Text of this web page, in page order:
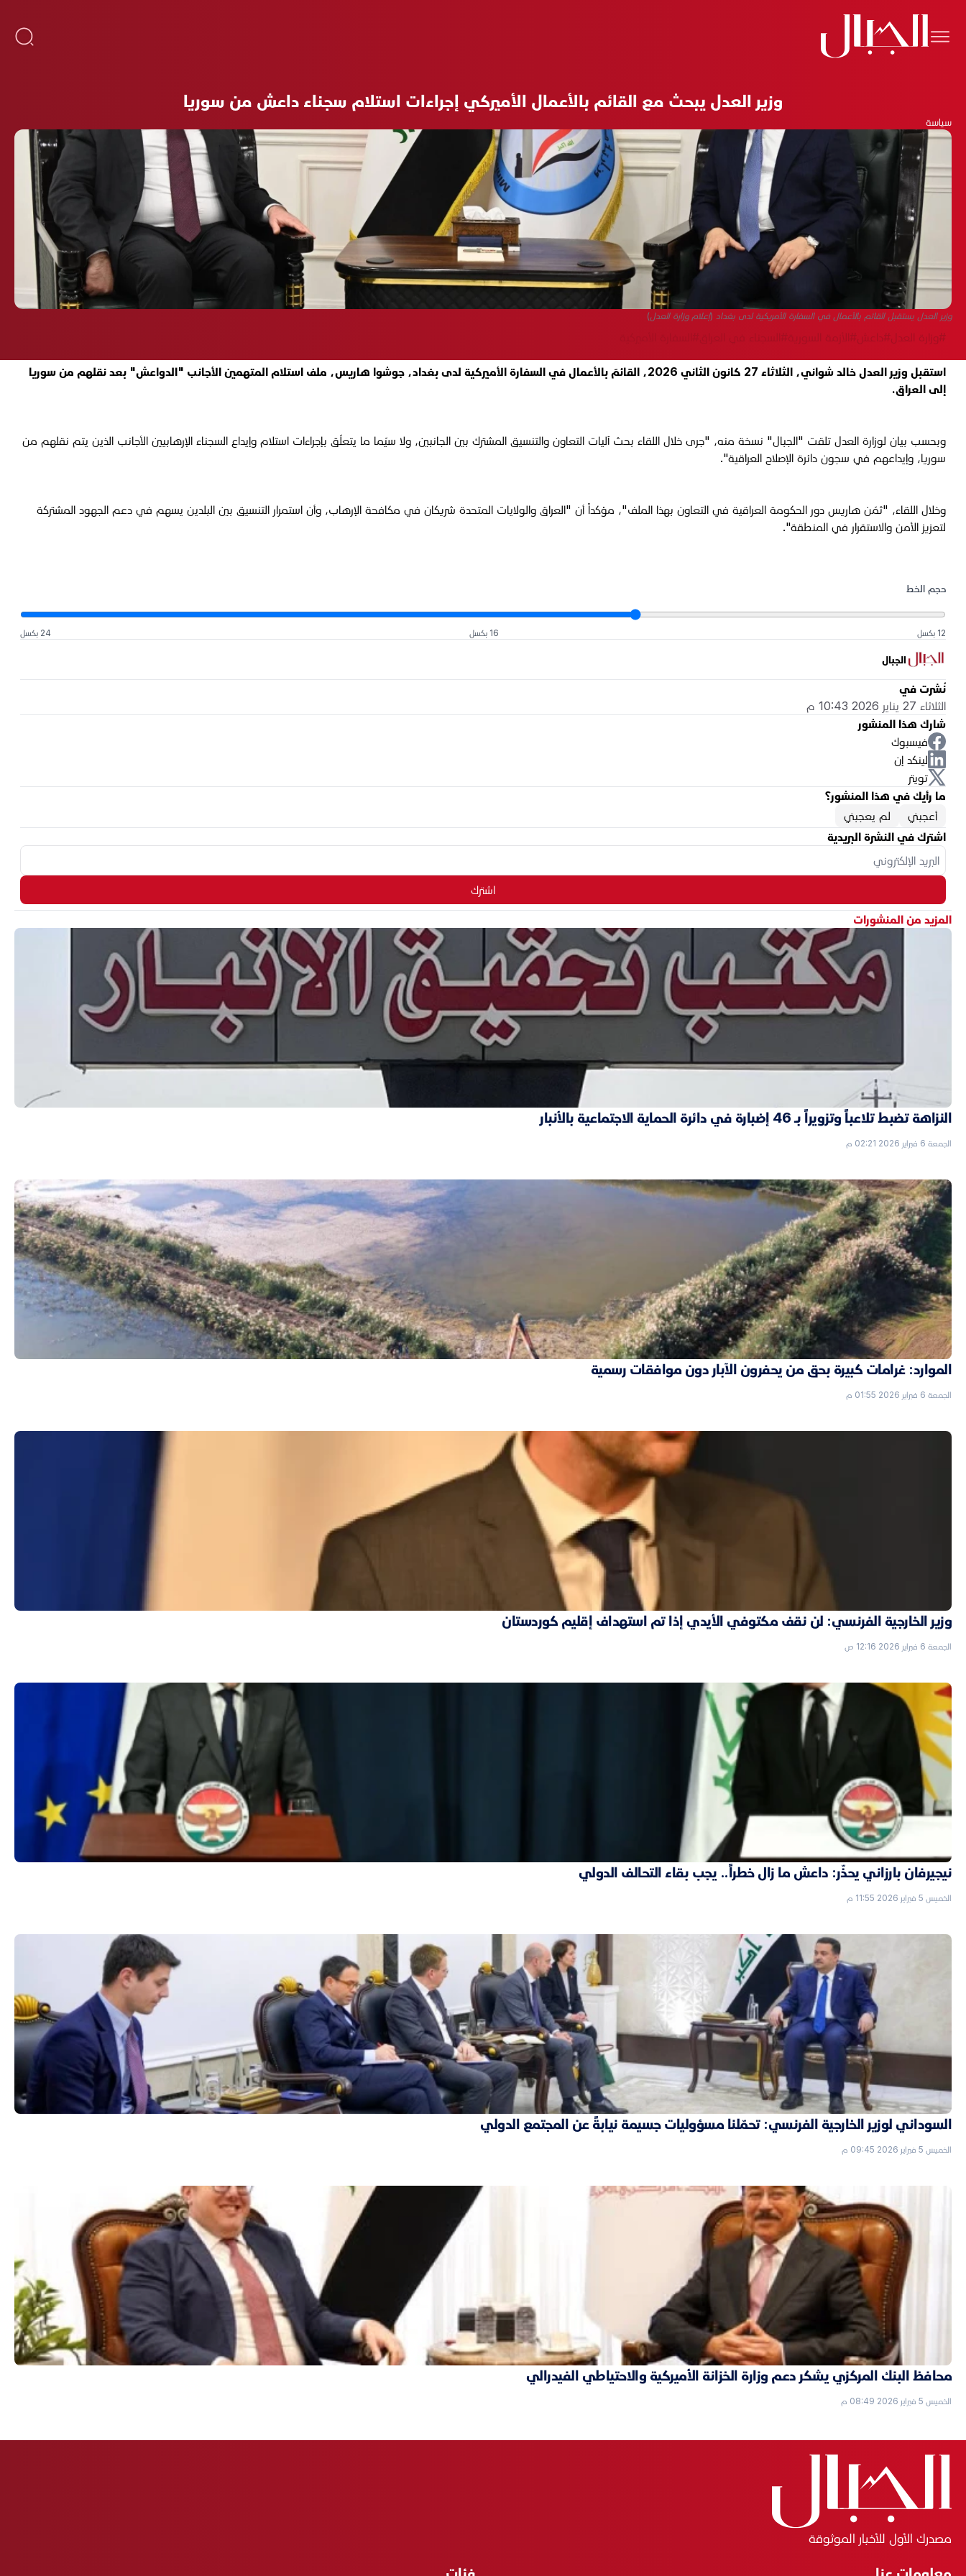
وزير العدل يبحث مع القائم بالأعمال الأميركي إجراءات استلام سجناء داعش من سوريا
سياسة
وزير العدل يستقبل القائم بالأعمال في السفارة الأمريكية لدى بغداد (إعلام وزارة العدل)
#وزارة العدل#داعش#الأزمة السورية#السجناء في العراق
استقبل وزير العدل خالد شواني، الثلاثاء 27 كانون الثاني 2026، القائمَ بالأعمال في السفارة الأميركية لدى بغداد، جوشوا هاريس، ملف استلام المتهمين الأجانب "الدواعش" بعد نقلهم من سوريا
إلى العراق.
وبحسب بيان لوزارة العدل تلقت "الجبال" نسخة منه، "جرى خلال اللقاء بحث آليات التعاون والتنسيق المشترك بين الجانبين، ولا سيّما ما يتعلّق بإجراءات استلام وإيداع السجناء الإرهابيين الأجانب الذين يتم نقلهم من
سوريا، وإيداعهم في سجون دائرة الإصلاح العراقية".
وخلال اللقاء، "ثمّن هاريس دور الحكومة العراقية في التعاون بهذا الملف"، مؤكداً أن "العراق والولايات المتحدة شريكان في مكافحة الإرهاب، وأن استمرار التنسيق بين البلدين يسهم في دعم الجهود المشتركة
لتعزيز الأمن والاستقرار في المنطقة".
حجم الخط
12 بكسل 16 بكسل 24 بكسل
الجبال
نُشرت في
الثلاثاء 27 يناير 2026 10:43 م
شارك هذا المنشور
فيسبوك
لينكد إن
تويتر
ما رأيك في هذا المنشور؟
أعجبني
لم يعجبني
اشترك في النشرة البريدية
اشترك
المزيد من المنشورات
النزاهة تضبط تلاعباً وتزويراً بـ 46 إضبارة في دائرة الحماية الاجتماعية بالأنبار
الجمعة 6 فبراير 2026 02:21 م
الموارد: غرامات كبيرة بحق من يحفرون الآبار دون موافقات رسمية
الجمعة 6 فبراير 2026 01:55 م
وزير الخارجية الفرنسي: لن نقف مكتوفي الأيدي إذا تم استهداف إقليم كوردستان
الجمعة 6 فبراير 2026 12:16 ص
نيجيرفان بارزاني يحذّر: داعش ما زال خطراً.. يجب بقاء التحالف الدولي
الخميس 5 فبراير 2026 11:55 م
السوداني لوزير الخارجية الفرنسي: تحمّلنا مسؤوليات جسيمة نيابةً عن المجتمع الدولي
الخميس 5 فبراير 2026 09:45 م
محافظ البنك المركزي يشكر دعم وزارة الخزانة الأميركية والاحتياطي الفيدرالي
الخميس 5 فبراير 2026 08:49 م
مصدرك الأول للأخبار الموثوقة